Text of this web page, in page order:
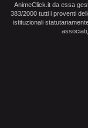
AnimeClick.it da essa
383/2000 tutti i proventi
istituzionali